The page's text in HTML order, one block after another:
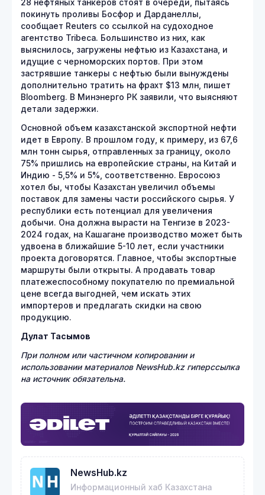
28 нефтяных танкеров стоят в очереди, пытаясь
покинуть проливы Босфор и Дарданеллы,
сообщает Reuters со ссылкой на судоходное
агентство Tribeca. Большинство из них, как
выяснилось, загружены нефтью из Казахстана, и
идущие с черноморских портов. При этом
застрявшие танкеры с нефтью были вынуждены
дополнительно тратить на фрахт $13 млн, пишет
Bloomberg. В Минэнерго РК заявили, что выясняют
детали задержки.
Основной объем казахстанской экспортной нефти
идет в Европу. В прошлом году, к примеру, из 67,6
млн тонн сырья, отправленных за границу, около
75% пришлись на европейские страны, на Китай и
Индию - 5,5% и 5%, соответственно. Евросоюз
хотел бы, чтобы Казахстан увеличил объемы
поставок для замены части российского сырья. У
республики есть потенциал для увеличения
добычи. Она должна вырасти на Тенгизе в 2023-
2024 годах, на Кашагане производство может быть
удвоена в ближайшие 5-10 лет, если участники
проекта договорятся. Главное, чтобы экспортные
маршруты были открыты. А продавать товар
платежеспособному покупателю по премиальной
цене всегда выгодней, чем искать этих
импортеров и предлагать скидки на свою
продукцию.
Дулат Тасымов
При полном или частичном копировании и
использовании материалов NewsHub.kz гиперссылка
на источник обязательна.
NewsHub.kz
Информационный хаб Казахстана